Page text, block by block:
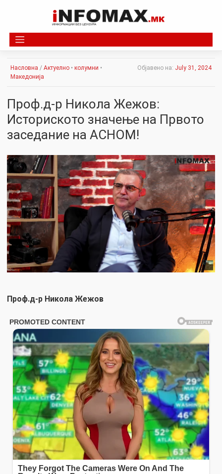
Насловна / Актуелно • колумни •
Македонија
Објавено на: July 31, 2024
Проф.д-р Никола Жежов:
Историското значење на Првото
заседание на АСНОМ!
Проф.д-р Никола Жежов